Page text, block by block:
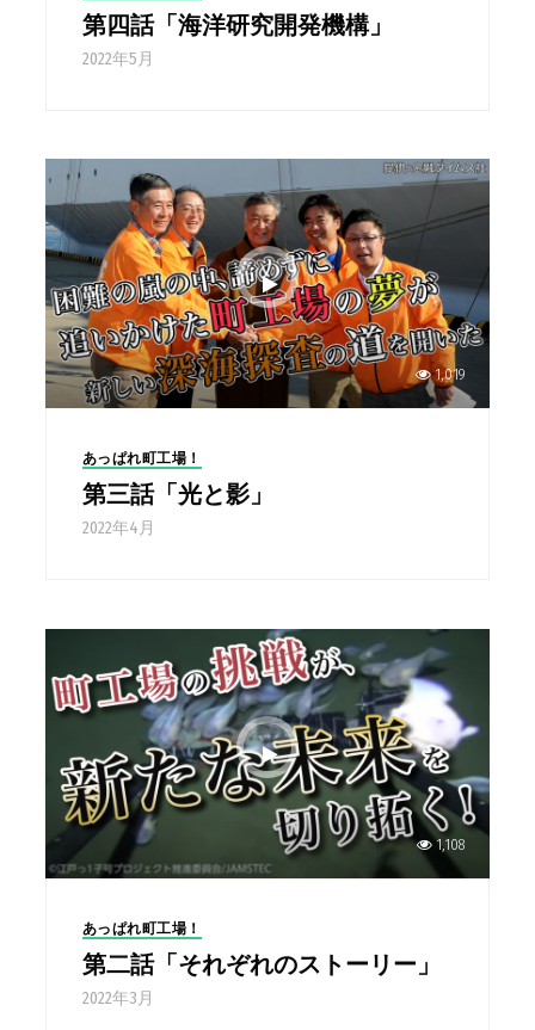
第四話「海洋研究開発機構」
2022年5月
1,019
あっぱれ町工場！
第三話「光と影」
2022年4月
1,108
あっぱれ町工場！
第二話「それぞれのストーリー」
2022年3月